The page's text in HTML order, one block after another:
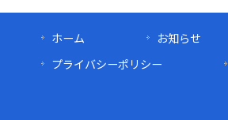
ホーム
お知らせ
プライバシーポリシー